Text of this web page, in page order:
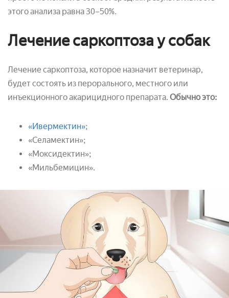
этого анализа равна 30–50%.
Лечение саркоптоза у собак
Лечение саркоптоза, которое назначит ветеринар,
будет состоять из перорального, местного или
инъекционного акарицидного препарата. Обычно это:
«Ивермектин»;
«Селамектин»;
«Моксидектин»;
«Мильбемицин».